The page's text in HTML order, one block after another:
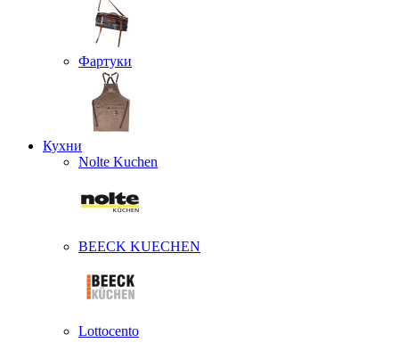
Фартуки
Кухни
Nolte Kuchen
BEECK KUECHEN
Lottocento